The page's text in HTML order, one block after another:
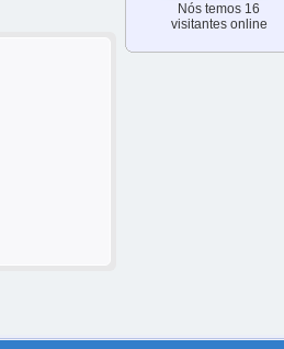
Nós temos 16
visitantes online